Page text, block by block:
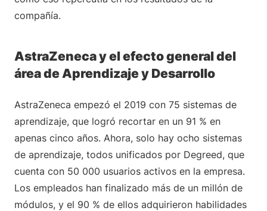
compañía.
AstraZeneca y el efecto general del
área de Aprendizaje y Desarrollo
AstraZeneca empezó el 2019 con 75 sistemas de
aprendizaje, que logró recortar en un 91 % en
apenas cinco años. Ahora, solo hay ocho sistemas
de aprendizaje, todos unificados por Degreed, que
cuenta con 50 000 usuarios activos en la empresa.
Los empleados han finalizado más de un millón de
módulos, y el 90 % de ellos adquirieron habilidades